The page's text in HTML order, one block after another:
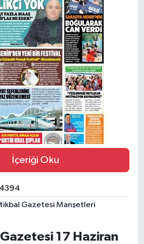
İçeriği Oku
Gazetesi Manşetleri
17 Haziran